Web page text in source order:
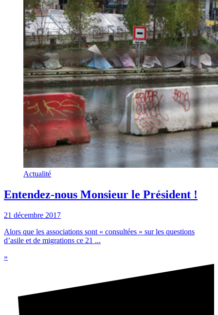
Actualité
Entendez-nous Monsieur le Président !
21 décembre 2017
Alors que les associations sont « consultées » sur les questions
d’asile et de migrations ce 21 ...
»